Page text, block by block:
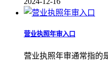
营业执照年审入口
营业执照年审通常指的